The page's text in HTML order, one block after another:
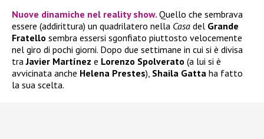
Nuove dinamiche nel reality show. Quello che sembrava
essere (addirittura) un quadrilatero nella Casa del Grande
Fratello sembra essersi sgonfiato piuttosto velocemente
nel giro di pochi giorni. Dopo due settimane in cui si è divisa
traJavier Martínez e Lorenzo Spolverato (a lui si è
avvicinata anche Helena Prestes), Shaila Gatta ha fatto
la sua scelta.